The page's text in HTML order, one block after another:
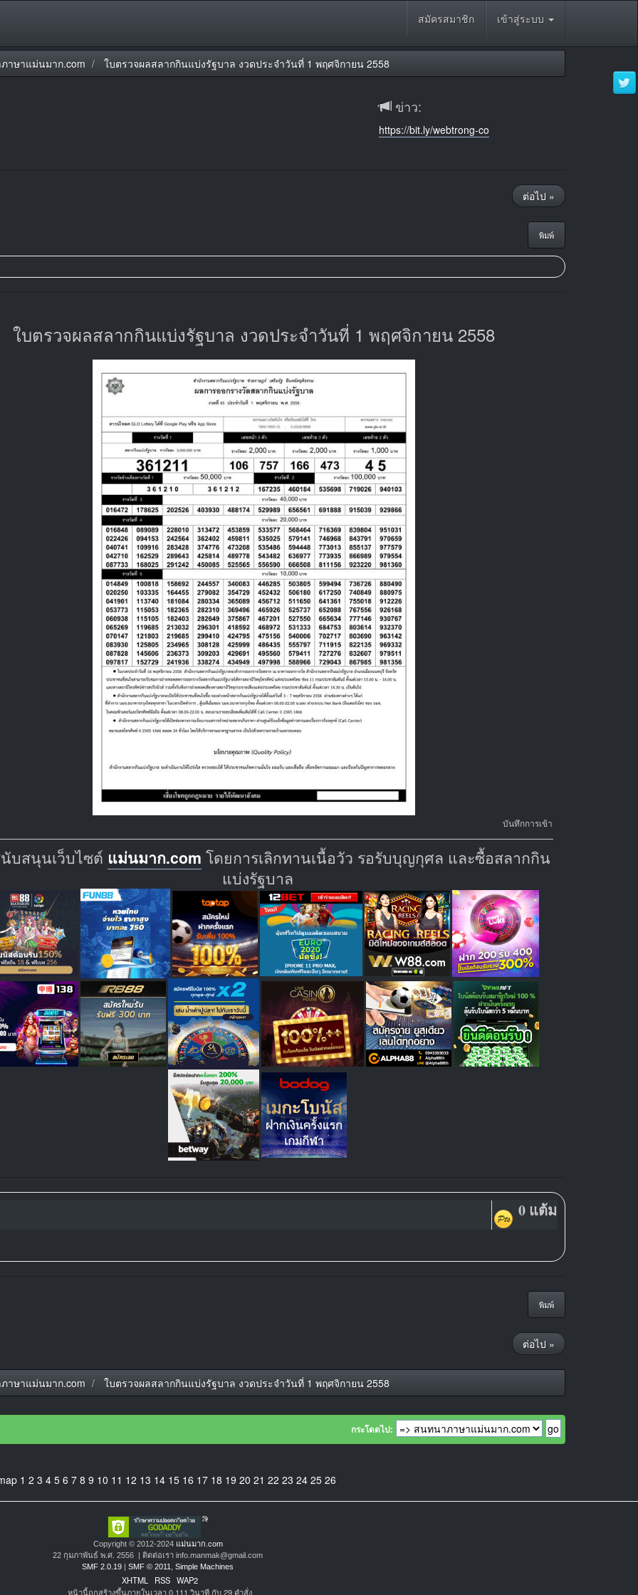
สมัครสมาชิก เข้าสู่ระบบ
าษาแม่นมาก.com ใบตรวจผลสลากกินแบ่งรัฐบาล งวดประจำวันที่ 1 พฤศจิกายน 2558
ข่าว:
https://bit.ly/webtrong-co
ต่อไป »
พิมพ์
ใบตรวจผลสลากกินแบ่งรัฐบาล งวดประจำวันที่ 1 พฤศจิกายน 2558
บันทึกการเข้า
บสนุนเว็บไซต์ แม่นมาก.com โดยการเลิกทานเนื้อวัว รอรับบุญกุศล และซื้อสลากกิน
แบ่งรัฐบาล
0 แต้ม
พิมพ์
ต่อไป »
าษาแม่นมาก.com ใบตรวจผลสลากกินแบ่งรัฐบาล งวดประจำวันที่ 1 พฤศจิกายน 2558
กระโดดไป:
1 2 3 4 5 6 7 8 9 10 11 12 13 14 15 16 17 18 19 20 21 22 23 24 25 26
Copyright © 2012-2024 แม่นมาก.com
22 กุมภาพันธ์ พ.ศ. 2556 | ติดต่อเรา info.manmak@gmail.com
SMF 2.0.19
SMF © 2011, Simple Machines
XHTML RSS WAP2
หน้านี้ถูกสร้างขึ้นภายในเวลา 0.111 วินาที กับ 29 คำสั่ง